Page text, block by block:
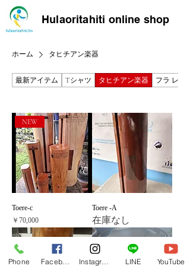
Hulaoritahiti online shop
ホーム タヒチアン楽器
最新アイテム Tシャツ タヒチアン楽器 フラ レッ
NEW
Toere-c
価格
￥70,000
Toere -A
在庫なし
Phone LINE YouTube